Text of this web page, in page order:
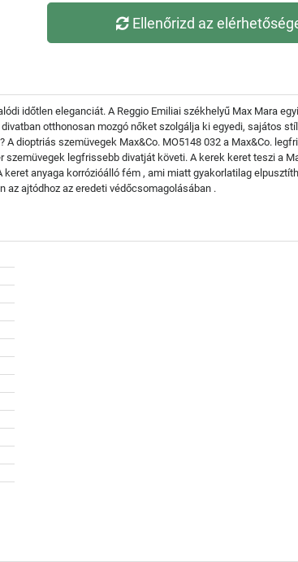
Ellenőrizd az
időtlen eleganciát. A Reggio Emiliai székhelyű Max Mara
otthonosan mozgó nőket szolgálja ki egyedi, sajátos
dioptriás szemüvegek Max&Co. MO5148 032 a Max&Co.
legfrissebb divatját követi. A kerek keret teszi a
anyaga korrózióálló fém , ami miatt gyakorlatilag
az ajtódhoz az eredeti védőcsomagolásában .